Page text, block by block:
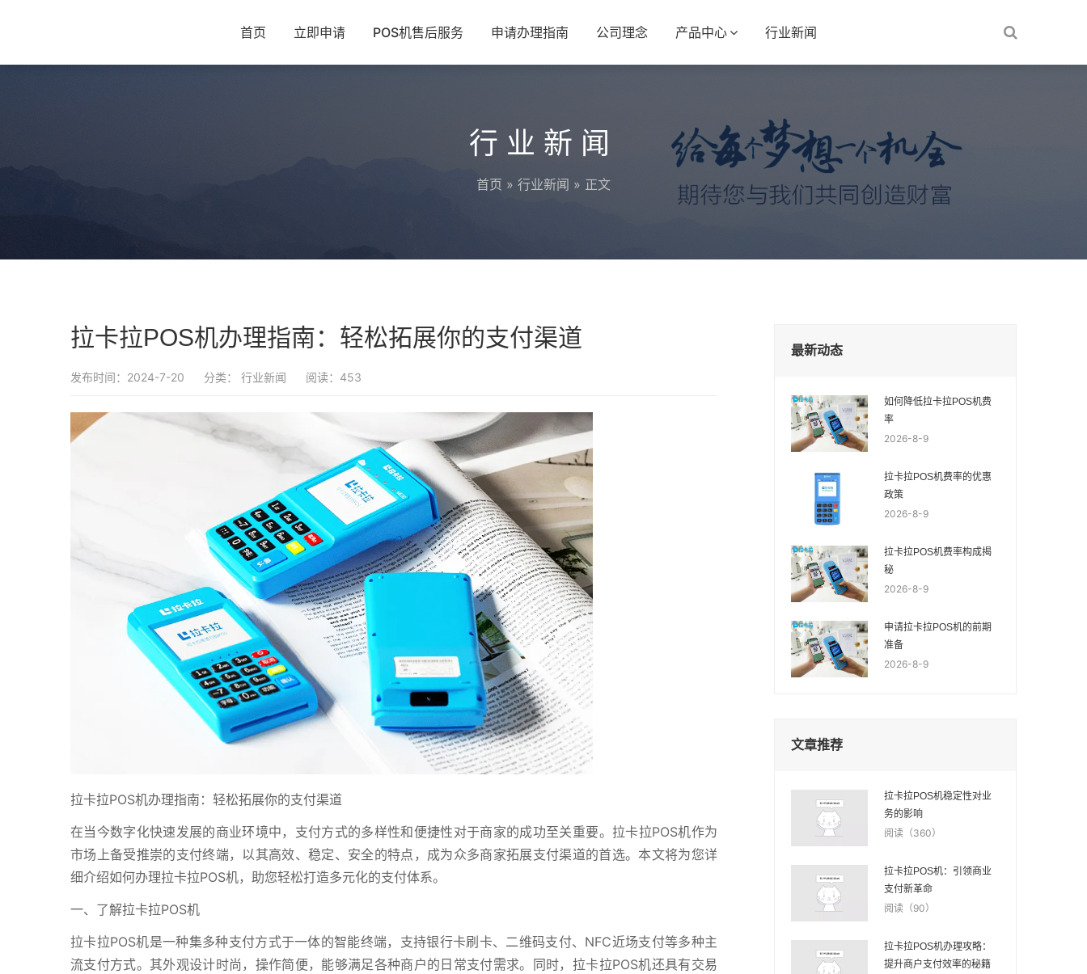
首页 立即申请 POS机售后服务 申请办理指南 公司理念 产品中心 行业新闻
行业新闻
首页 » 行业新闻 » 正文
拉卡拉POS机办理指南：轻松拓展你的支付渠道
发布时间：2024-7-20 分类： 行业新闻 阅读：453
拉卡拉POS机办理指南：轻松拓展你的支付渠道
在当今数字化快速发展的商业环境中，支付方式的多样性和便捷性对于商家的成功至关重要。拉卡拉POS机作为
市场上备受推崇的支付终端，以其高效、稳定、安全的特点，成为众多商家拓展支付渠道的首选。本文将为您详
细介绍如何办理拉卡拉POS机，助您轻松打造多元化的支付体系。
一、了解拉卡拉POS机
拉卡拉POS机是一种集多种支付方式于一体的智能终端，支持银行卡刷卡、二维码支付、NFC近场支付等多种主
流支付方式。其外观设计时尚，操作简便，能够满足各种商户的日常支付需求。同时，拉卡拉POS机还具有交易
最新动态
如何降低拉卡拉POS机费
率
2026-8-9
拉卡拉POS机费率的优惠
政策
2026-8-9
拉卡拉POS机费率构成揭
秘
2026-8-9
申请拉卡拉POS机的前期
准备
2026-8-9
文章推荐
拉卡拉POS机稳定性对业
务的影响
阅读（360）
拉卡拉POS机：引领商业
支付新革命
阅读（90）
拉卡拉POS机办理攻略：
提升商户支付效率的秘籍